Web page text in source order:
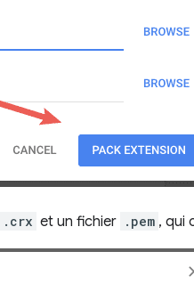
.crx et un fichier .pem , qui